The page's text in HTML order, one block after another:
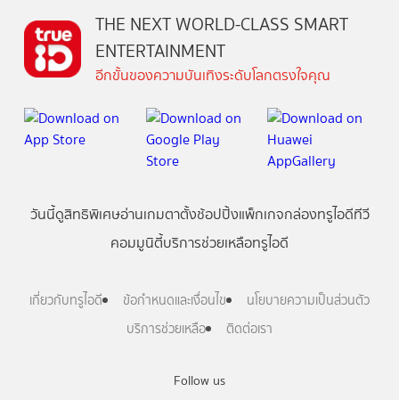
Follow us
THE NEXT WORLD-CLASS SMART
ENTERTAINMENT
อีกขั้นของความบันเทิงระดับโลกตรงใจคุณ
วันนี้ดูสิทธิพิเศษอ่านเกมตาตั้งช้อปปิ้งแพ็กเกจกล่องทรูไอดีทีวี
คอมมูนิตี้บริการช่วยเหลือทรูไอดี
เกี่ยวกับทรูไอดี ข้อกำหนดและเงื่อนไข
นโยบายความเป็นส่วนตัว
บริการช่วยเหลือ
ติดต่อเรา